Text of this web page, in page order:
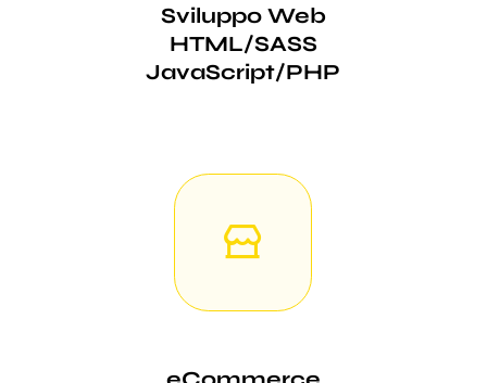
Sviluppo Web
HTML/SASS
JavaScript/PHP